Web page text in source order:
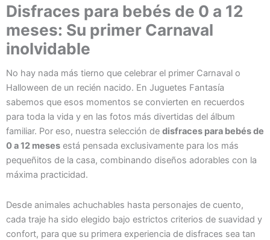
Disfraces para bebés de 0 a 12
meses: Su primer Carnaval
inolvidable
No hay nada más tierno que celebrar el primer Carnaval o
Halloween de un recién nacido. En Juguetes Fantasía
sabemos que esos momentos se convierten en recuerdos
para toda la vida y en las fotos más divertidas del álbum
familiar. Por eso, nuestra selección de disfraces para bebés de
0 a 12 meses está pensada exclusivamente para los más
pequeñitos de la casa, combinando diseños adorables con la
máxima practicidad.
Desde animales achuchables hasta personajes de cuento,
cada traje ha sido elegido bajo estrictos criterios de suavidad y
confort, para que su primera experiencia de disfraces sea tan